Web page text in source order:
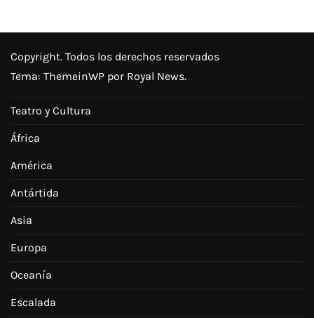
Copyright. Todos los derechos reservados
Tema: ThemeinWP por Royal News.
Teatro y Cultura
África
América
Antártida
Asia
Europa
Oceanía
Escalada